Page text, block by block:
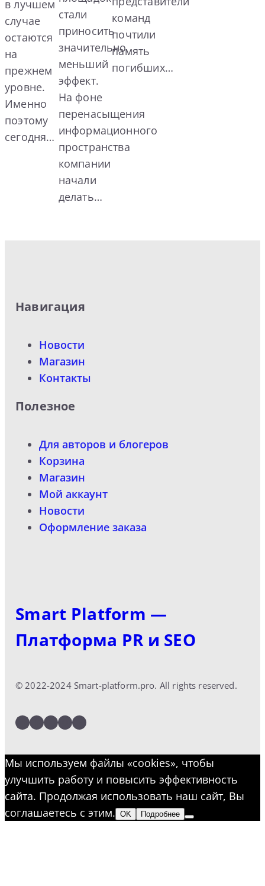
в лучшем
случае
остаются
на
прежнем
уровне.
Именно
поэтому
сегодня…
стали
приносить
значительно
меньший
эффект.
На фоне
перенасыщения
информационного
пространства
компании
начали
делать…
команд
почтили
память
погибших…
Навигация
Новости
Магазин
Контакты
Полезное
Для авторов и блогеров
Корзина
Магазин
Мой аккаунт
Новости
Оформление заказа
Smart Platform —
Платформа PR и SEO
© 2022-2024 Smart-platform.pro. All rights reserved.
LinkedIn
Facebook
Twitter
Instagram
YouTube
Мы используем файлы «cookies», чтобы
улучшить работу и повысить эффективность
сайта. Продолжая использовать наш сайт, Вы
соглашаетесь с этим. OK Подробнее